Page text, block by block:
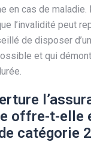
en cas de maladie.
l’invalidité peut
de disposer
et qui
offre-t-elle
catégorie